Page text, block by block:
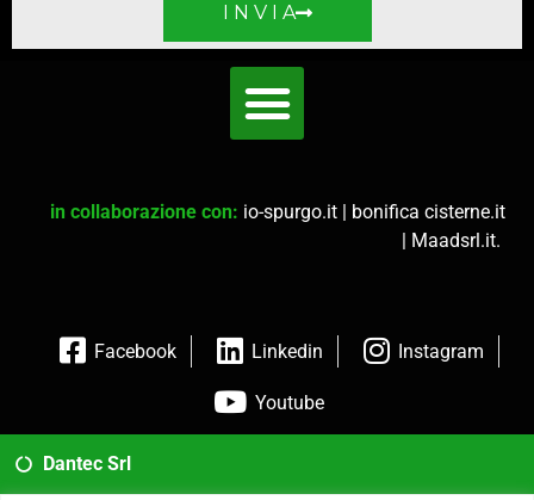
I N V I A
in collaborazione con: io-spurgo.it | bonifica cisterne.it
| Maadsrl.it.
Facebook Linkedin Instagram
Youtube
Dantec Srl